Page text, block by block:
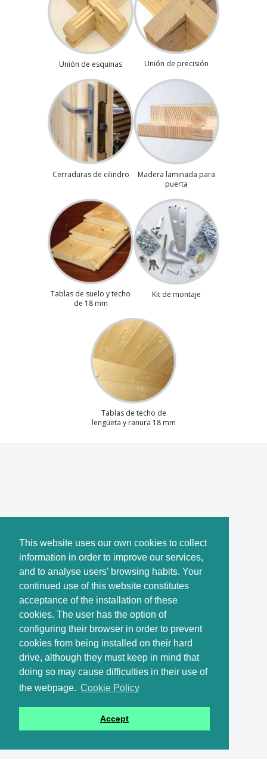
This website uses our own cookies to collect
information in order to improve our services,
and to analyse users’ browsing habits. Your
continued use of this website constitutes
acceptance of the installation of these
cookies. The user has the option of
configuring their browser in order to prevent
cookies from being installed on their hard
drive, although they must keep in mind that
doing so may cause difficulties in their use of
the webpage. Cookie Policy
Accept
Unión de esquinas Unión de precisión
Cerraduras de cilindro
Madera laminada para
puerta
Tablas de suelo y techo
de 18 mm
Kit de montaje
Tablas de techo de
lengüeta y ranura 18 mm